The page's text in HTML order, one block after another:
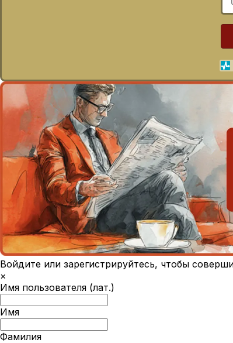
Войдите или зарегистрируйтесь, чтобы
×
Имя пользователя (лат.)
Имя
Фамилия